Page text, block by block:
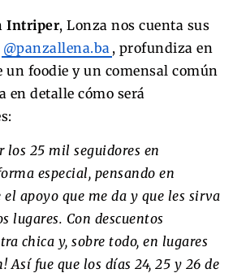
Intriper, Lonza nos cuenta sus
@panzallena.ba , profundiza en
foodie y un comensal común
en detalle cómo será
los 25 mil seguidores en
especial, pensando en
apoyo que me da y que les sirva
lugares. Con descuentos
chica y, sobre todo, en lugares
Así fue que los días 24, 25 y 26 de